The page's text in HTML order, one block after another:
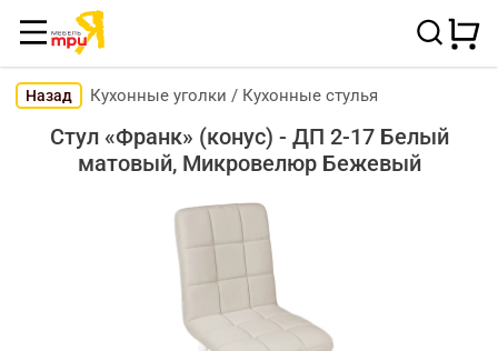
Назад Кухонные уголки / Кухонные стулья
Стул «Франк» (конус) - ДП 2-17 Белый
матовый, Микровелюр Бежевый